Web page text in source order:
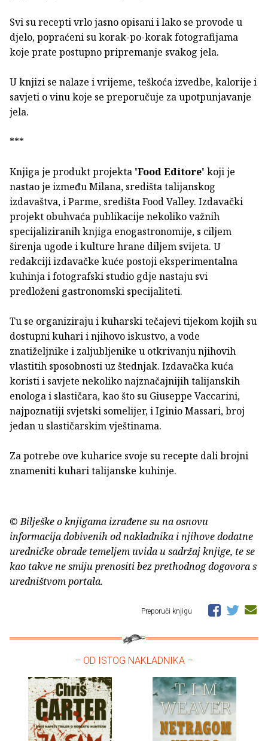
Svi su recepti vrlo jasno opisani i lako se provode u
djelo, popraćeni su korak-po-korak fotografijama
koje prate postupno pripremanje svakog jela.
U knjizi se nalaze i vrijeme, teškoća izvedbe, kalorije i
savjeti o vinu koje se preporučuje za upotpunjavanje
jela.
***
Knjiga je produkt projekta 'Food Editore' koji je
nastao je između Milana, središta talijanskog
izdavaštva, i Parme, središta Food Valley. Izdavački
projekt obuhvaća publikacije nekoliko važnih
specijaliziranih knjiga enogastronomije, s ciljem
širenja ugode i kulture hrane diljem svijeta. U
redakciji izdavačke kuće postoji eksperimentalna
kuhinja i fotografski studio gdje nastaju svi
predloženi gastronomski specijaliteti.
Tu se organiziraju i kuharski tečajevi tijekom kojih su
dostupni kuhari i njihovo iskustvo, a vode
znatiželjnike i zaljubljenike u otkrivanju njihovih
vlastitih sposobnosti uz štednjak. Izdavačka kuća
koristi i savjete nekoliko najznačajnijih talijanskih
enologa i slastičara, kao što su Giuseppe Vaccarini,
najpoznatiji svjetski somelijer, i Iginio Massari, broj
jedan u slastičarskim vještinama.
Za potrebe ove kuharice svoje su recepte dali brojni
znameniti kuhari talijanske kuhinje.
© Bilješke o knjigama izrađene su na osnovu
informacija dobivenih od nakladnika i njihove dodatne
uredničke obrade temeljem uvida u sadržaj knjige, te se
kao takve ne smiju prenositi bez prethodnog dogovora s
uredništvom portala.
Preporuči knjigu
– OD ISTOG NAKLADNIKA –